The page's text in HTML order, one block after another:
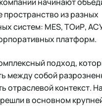
из разных
систем: MES, ТОиР,
платформ.
подход,
между собой
отраслевой контекст.
в основном